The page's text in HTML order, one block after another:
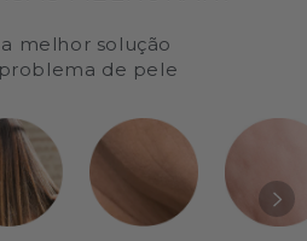
melhor solução
de pele